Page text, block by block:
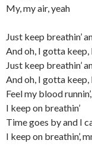
My, my air, yeah
Just keep breathin’
And oh, I gotta keep,
Just keep breathin’
And oh, I gotta keep,
Feel my blood
I keep on breathin’
Time goes by and I
I keep on breathin’,